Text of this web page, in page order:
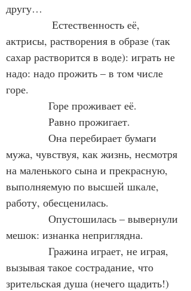
другу…
Естественность её,
актрисы, растворения в образе (так
сахар растворится в воде): играть не
надо: надо прожить – в том числе
горе.
Горе проживает её.
Равно прожигает.
Она перебирает бумаги
мужа, чувствуя, как жизнь, несмотря
на маленького сына и прекрасную,
выполняемую по высшей шкале,
работу, обесценилась.
Опустошилась – вывернули
мешок: изнанка неприглядна.
Гражина играет, не играя,
вызывая такое сострадание, что
зрительская душа (нечего щадить!)